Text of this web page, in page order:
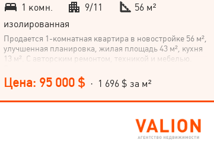
1 комн.
9/11
56 м²
изолированная
Продается 1-комнатная квартира в новостройке 56 м²,
улучшенная планировка, жилая площадь 43 м², кухня
13 м². С авторским ремонтом, техникой и мебелью.
мотель, остановка. Есть паркоместа для авто.
Цена: 95 000 $· 1 696 $ за м²